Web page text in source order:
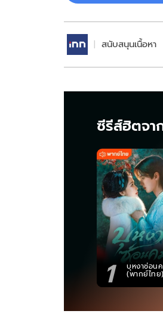
สนับสนุนเนื้อหา
ซีรีส์ฮิตจา
1 บุหงาซ่อน
(พากย์ไทย)